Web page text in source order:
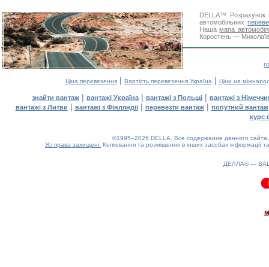
DELLA™
Розрахунок
автомобільних
Нашамапа
Коростень —
Ціна перевезення| Вартість перевезення Україна | Ціни на
знайти вантаж | вантажі Україна | вантажі з Польщі | вантажі з
вантажі з Литви | вантажі з Фінляндії| перевезти вантаж| попутний вантаж
курс
©1995–2026 DELLA. Все содержание данного
Усі права захищені. Копіювання та розміщення в інших засобах інформації
ДЕЛЛА® —